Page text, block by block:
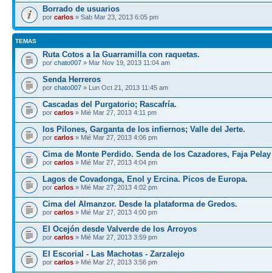
Borrado de usuarios
por carlos » Sab Mar 23, 2013 6:05 pm
TEMAS
Ruta Cotos a la Guarramilla con raquetas.
por chato007 » Mar Nov 19, 2013 11:04 am
Senda Herreros
por chato007 » Lun Oct 21, 2013 11:45 am
Cascadas del Purgatorio; Rascafría.
por carlos » Mié Mar 27, 2013 4:11 pm
los Pilones, Garganta de los infiernos; Valle del Jerte.
por carlos » Mié Mar 27, 2013 4:06 pm
Cima de Monte Perdido. Senda de los Cazadores, Faja Pelay
por carlos » Mié Mar 27, 2013 4:04 pm
Lagos de Covadonga, Enol y Ercina. Picos de Europa.
por carlos » Mié Mar 27, 2013 4:02 pm
Cima del Almanzor. Desde la plataforma de Gredos.
por carlos » Mié Mar 27, 2013 4:00 pm
El Ocejón desde Valverde de los Arroyos
por carlos » Mié Mar 27, 2013 3:59 pm
El Escorial - Las Machotas - Zarzalejo
por carlos » Mié Mar 27, 2013 3:56 pm